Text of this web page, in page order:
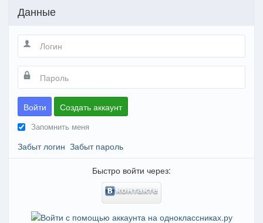
Данные
Войти Создать аккаунт
Запомнить меня
Забыт логин Забыт пароль
Быстро войти через: